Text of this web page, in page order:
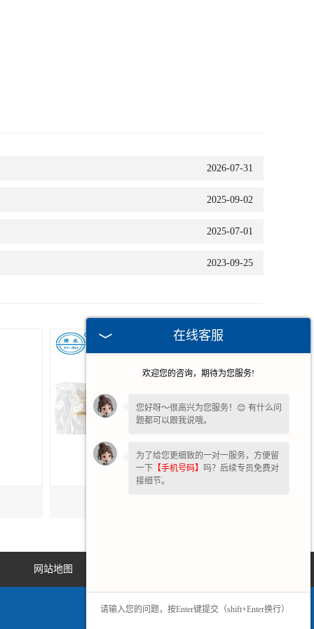
2026-07-31
2025-09-02
2025-07-01
2023-09-25
网站地图
在线客服
欢迎您的咨询，期待为您服务!
您好呀～很高兴为您服务！😊 有什么问
题都可以跟我说哦。
为了给您更细致的一对一服务，方便留
一下 【手机号码】 吗？后续专员免费对
接细节。